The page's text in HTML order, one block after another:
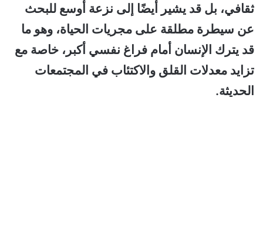
ثقافي، بل قد يشير أيضًا إلى نزعة أوسع للبحث
عن سيطرة مطلقة على مجريات الحياة، وهو ما
قد يترك الإنسان أمام فراغ نفسي أكبر، خاصة مع
تزايد معدلات القلق والاكتئاب في المجتمعات
الحديثة.